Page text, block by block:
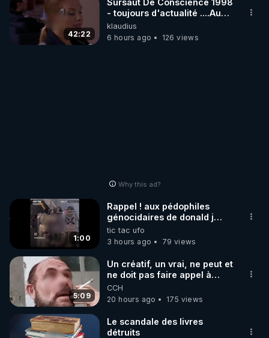
42:22
Sursaut De Conscience 1998
- toujours d'actualité ....Au
Dela Du Réel
klaudius
6 hours ago
126 views
Why this ad?
1:00
Rappel ! aux pédophiles
génocidaires de donald j
trump et ses supporters
trumpistes 424et 666.
tic tac ufo
3 hours ago
79 views
5:09
Un créatif, un vrai, ne peut et
ne doit pas faire appel à
l'intelligence artificielle
CCH
20 hours ago
175 views
Le scandale des livres
détruits